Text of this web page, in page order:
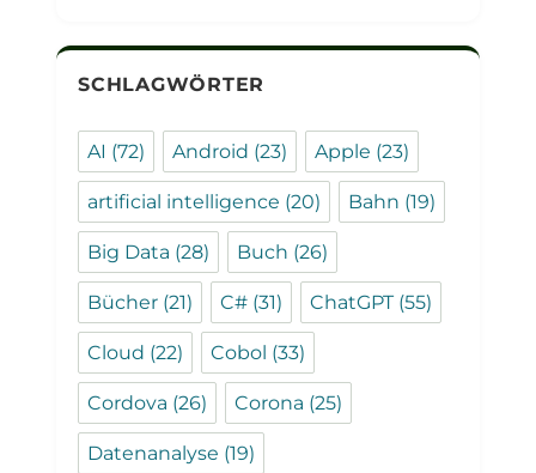
SCHLAGWÖRTER
AI (72) Android (23) Apple (23)
artificial intelligence (20) Bahn (19)
Big Data (28) Buch (26)
Bücher (21) C# (31) ChatGPT(55)
Cloud (22) Cobol (33)
Cordova (26) Corona (25)
Datenanalyse (19)